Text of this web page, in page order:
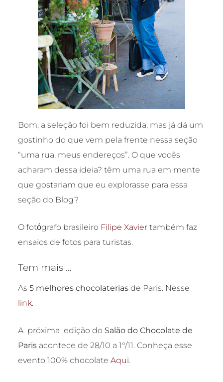
Bom, a seleção foi bem reduzida, mas já dá um
gostinho do que vem pela frente nessa seção
“uma rua, meus endereços”. O que vocês
acharam dessa ideia? têm uma rua em mente
que gostariam que eu explorasse para essa
seção do Blog?
O fotόgrafo brasileiro Filipe Xavier também faz
ensaios de fotos para turistas.
Tem mais …
As 5 melhores chocolaterias de Paris. Nesse
link.
A próxima edição do Salão do Chocolate de
Paris acontece de 28/10 a 1°/11. Conheça esse
evento 100% chocolate Aqui.